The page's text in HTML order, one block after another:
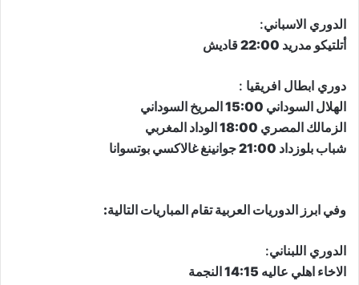
​الدوري الاسباني​:
أتلتيكو مدريد 22:00 قاديش
​دوري ابطال افريقيا​ :
الهلال السوداني 15:00 المريخ السوداني
الزمالك المصري 18:00 الوداد المغربي
شباب بلوزداد 21:00 جوانينغ غالاكسي بوتسوانا
وفي ابرز الدوريات العربية تقام المباريات التالية:
الدوري اللبناني:
الاخاء اهلي عاليه 14:15 النجمة